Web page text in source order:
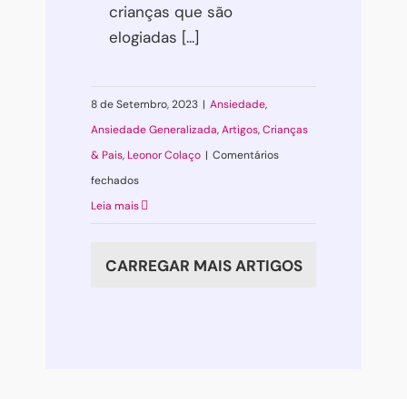
crianças que são
elogiadas [...]
8 de Setembro, 2023 | Ansiedade,
Ansiedade Generalizada,Artigos,Crianças
& Pais, Leonor Colaço | Comentários
fechadosem
Criança
Leia mais
CARREGAR MAIS ARTIGOS